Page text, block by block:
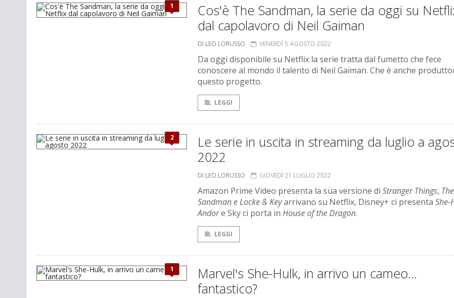
1
Cos'è The Sandman, la serie da oggi su
dal capolavoro di Neil Gaiman
DI LEO LORUSSO VENERDÌ 5 AGOSTO 2022
Da oggi disponibile su Netflix la serie tratta dal fumetto che fece
conoscere al mondo il talento di Neil Gaiman. Che è anche
questo progetto.
LEGGI
2
Le serie in uscita in streaming da luglio a
2022
DI LEO LORUSSO GIOVEDÌ 21 LUGLIO 2022
Amazon Prime Video presenta la sua versione di Stranger Things, The
Sandman eLocke & Keyarrivano su Netflix, Disney+ ci presenta She-
Andore Sky ci porta in House of the Dragon.
LEGGI
1
Marvel's She-Hulk, in arrivo un cameo…
fantastico?